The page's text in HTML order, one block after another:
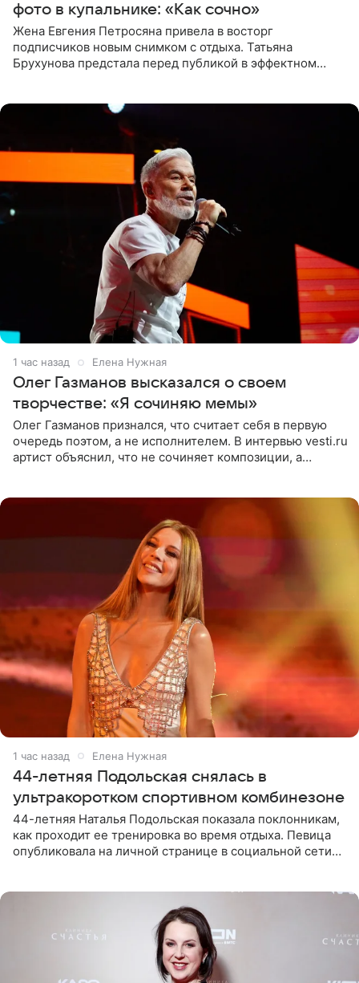
фото в купальнике: «Как сочно»
Жена Евгения Петросяна привела в восторг
подписчиков новым снимком с отдыха. Татьяна
Брухунова предстала перед публикой в эффектном
1 час назад Елена Нужная
Олег Газманов высказался о своем
творчестве: «Я сочиняю мемы»
Олег Газманов признался, что считает себя в первую
очередь поэтом, а не исполнителем. В интервью vesti.ru
артист объяснил, что не сочиняет композиции, а
1 час назад Елена Нужная
44-летняя Подольская снялась в
ультракоротком спортивном комбинезоне
44-летняя Наталья Подольская показала поклонникам,
как проходит ее тренировка во время отдыха. Певица
опубликовала на личной странице в социальной сети